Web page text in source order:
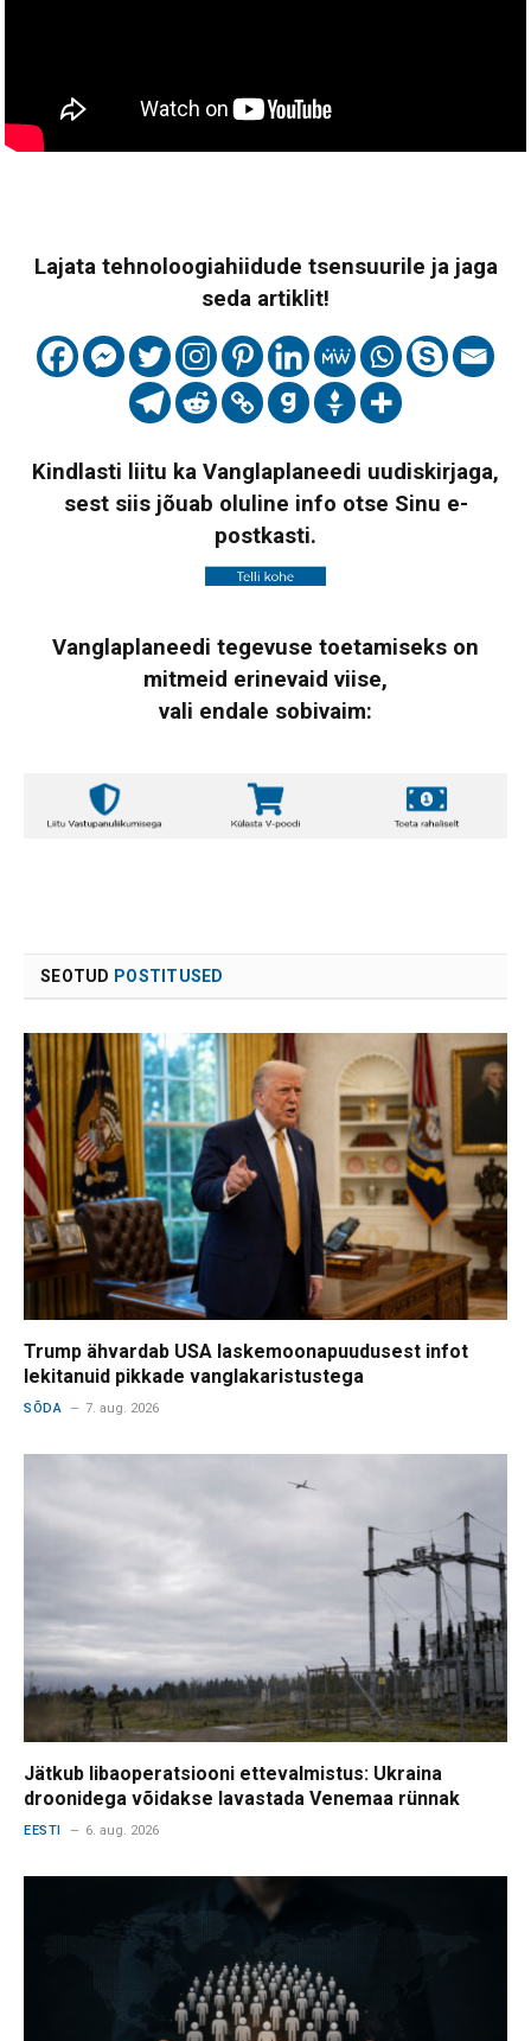
Lajata tehnoloogiahiidude tsensuurile ja jaga
seda artiklit!
Kindlasti liitu ka Vanglaplaneedi uudiskirjaga,
sest siis jõuab oluline info otse Sinu e-
postkasti.
Vanglaplaneedi tegevuse toetamiseks on
mitmeid erinevaid viise,
vali endale sobivaim:
SEOTUD POSTITUSED
Trump ähvardab USA laskemoonapuudusest infot
lekitanuid pikkade vanglakaristustega
SÕDA 7. aug. 2026
Jätkub libaoperatsiooni ettevalmistus: Ukraina
droonidega võidakse lavastada Venemaa rünnak
EESTI 6. aug. 2026